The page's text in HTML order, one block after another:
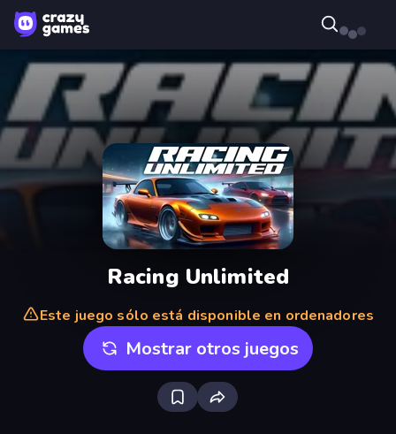
Racing Unlimited
Este juego sólo está disponible en ordenadores
Mostrar otros juegos